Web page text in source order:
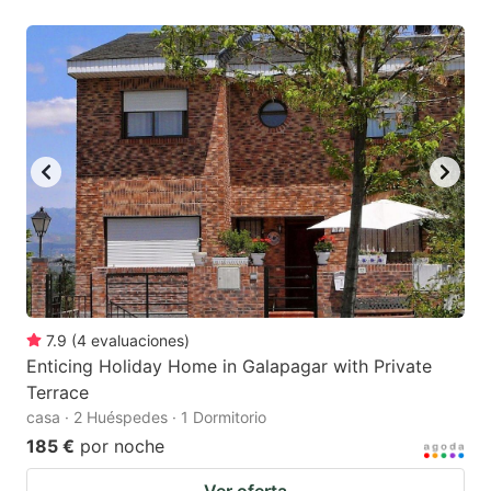
7.9 (4 evaluaciones)
Enticing Holiday Home in Galapagar with Private
Terrace
casa · 2 Huéspedes · 1 Dormitorio
185 € por noche